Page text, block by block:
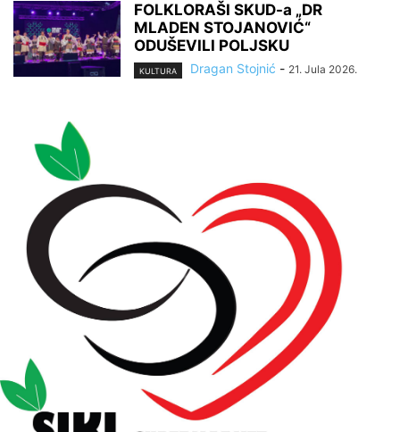
FOLKLORAŠI SKUD-a „DR
MLADEN STOJANOVIĆ“
ODUŠEVILI POLJSKU
KULTURA Dragan Stojnić - 21. Jula 2026.